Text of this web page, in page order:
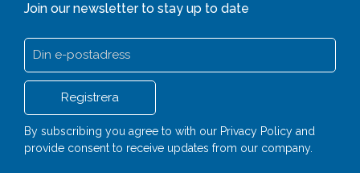
Join our newsletter to stay up to date
By subscribing you agree to with our Privacy Policy and
provide consent to receive updates from our company.